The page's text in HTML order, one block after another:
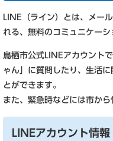
LINE（ライン）とは、メー
れる、無料のコミュニケーシ
鳥栖市公式LINEアカウント
ゃん」に質問したり、生活
とができます。
また、緊急時などには市から
LINEアカウント情報